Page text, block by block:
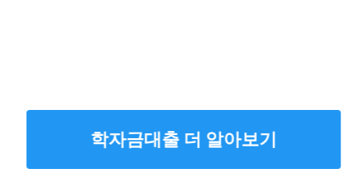
학자금대출 더 알아보기